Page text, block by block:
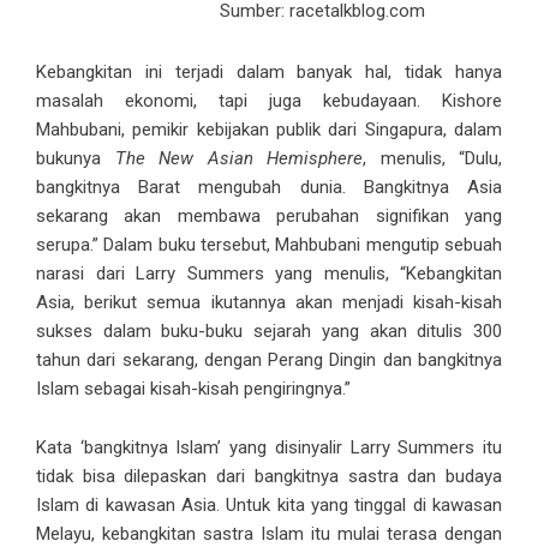
Sumber: racetalkblog.com
Kebangkitan ini terjadi dalam banyak hal, tidak hanya
masalah ekonomi, tapi juga kebudayaan. Kishore
Mahbubani, pemikir kebijakan publik dari Singapura, dalam
bukunya The New Asian Hemisphere, menulis, “Dulu,
bangkitnya Barat mengubah dunia. Bangkitnya Asia
sekarang akan membawa perubahan signifikan yang
serupa.” Dalam buku tersebut, Mahbubani mengutip sebuah
narasi dari Larry Summers yang menulis, “Kebangkitan
Asia, berikut semua ikutannya akan menjadi kisah-kisah
sukses dalam buku-buku sejarah yang akan ditulis 300
tahun dari sekarang, dengan Perang Dingin dan bangkitnya
Islam sebagai kisah-kisah pengiringnya.”
Kata ‘bangkitnya Islam’ yang disinyalir Larry Summers itu
tidak bisa dilepaskan dari bangkitnya sastra dan budaya
Islam di kawasan Asia. Untuk kita yang tinggal di kawasan
Melayu, kebangkitan sastra Islam itu mulai terasa dengan